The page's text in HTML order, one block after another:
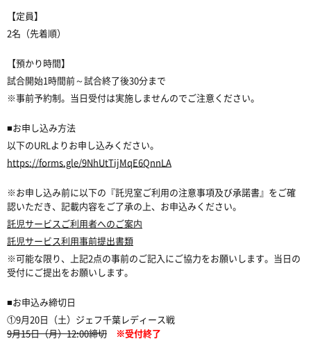
【定員】
2名（先着順）
【預かり時間】
試合開始1時間前～試合終了後30分まで
※事前予約制。当日受付は実施しませんのでご注意ください。
■お申し込み方法
以下のURLよりお申し込みください。
https://forms.gle/9NhUtTijMqE6QnnLA
※お申し込み前に以下の『託児室ご利用の注意事項及び承諾書』をご確
認いただき、記載内容をご了承の上、お申込みください。
託児サービスご利用者へのご案内
託児サービス利用事前提出書類
※可能な限り、上記2点の事前のご記入にご協力をお願いします。当日の
受付にご提出をお願いします。
■お申込み締切日
①9月20日（土）ジェフ千葉レディース戦
9月15日（月）12:00締切
※受付終了